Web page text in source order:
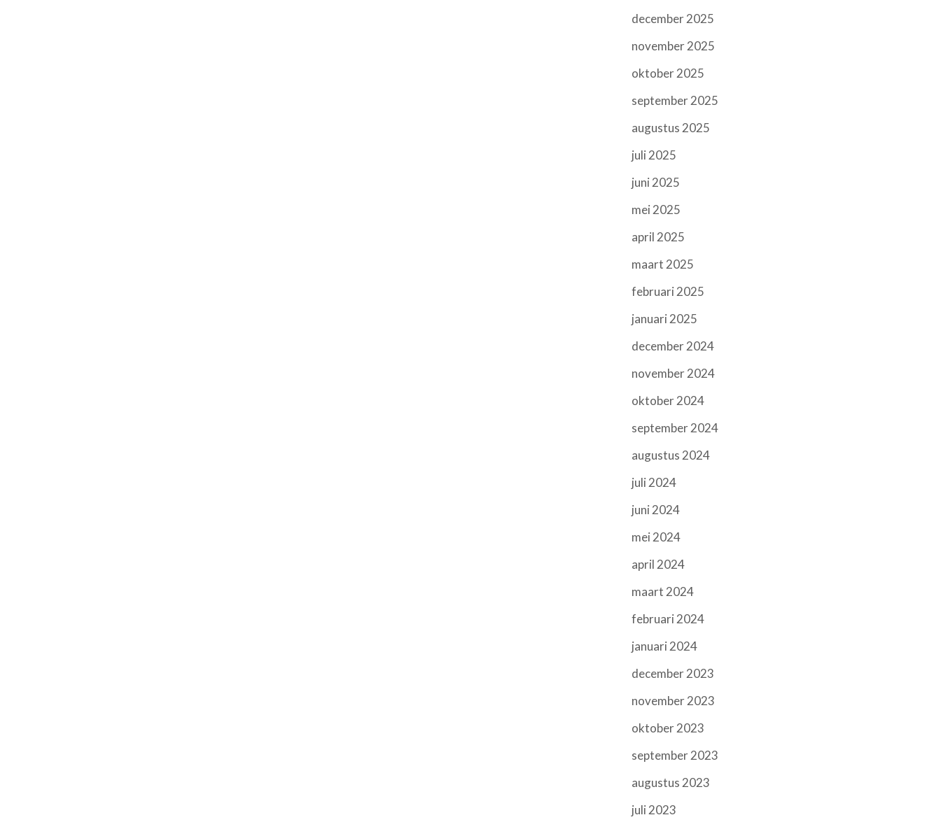
december 2025
november 2025
oktober 2025
september 2025
augustus 2025
juli 2025
juni 2025
mei 2025
april 2025
maart 2025
februari 2025
januari 2025
december 2024
november 2024
oktober 2024
september 2024
augustus 2024
juli 2024
juni 2024
mei 2024
april 2024
maart 2024
februari 2024
januari 2024
december 2023
november 2023
oktober 2023
september 2023
augustus 2023
juli 2023